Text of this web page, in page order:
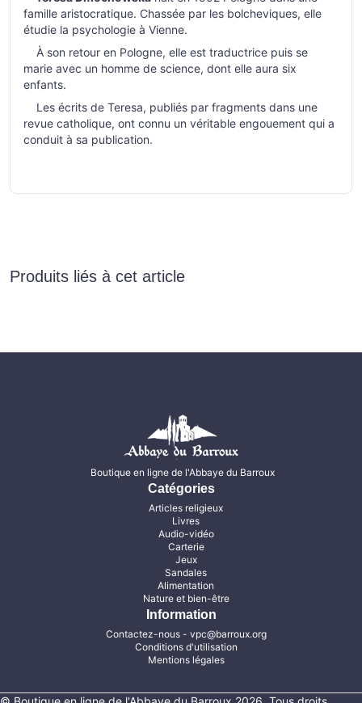
famille aristocratique. Chassée par les bolcheviques, elle
étudie la psychologie à Vienne.
À son retour en Pologne, elle est traductrice puis se
marie avec un homme de science, dont elle aura six
enfants.
Les écrits de Teresa, publiés par fragments dans une
revue catholique, ont connu un véritable engouement qui a
conduit à sa publication.
Produits liés à cet article
Boutique en ligne de l'Abbaye du Barroux
Catégories
Articles religieux
Livres
Audio-vidéo
Carterie
Jeux
Sandales
Alimentation
Nature et bien-être
Information
Contactez-nous- vpc@barroux.org
Conditions d'utilisation
Mentions légales